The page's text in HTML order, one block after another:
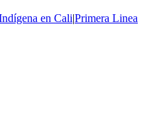
en Cali|Primera Linea